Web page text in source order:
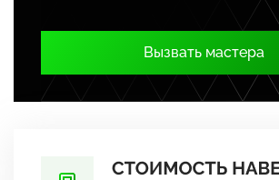
Вызвать мастера